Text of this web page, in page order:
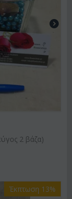
2 βάζα)
Έκπτωση 13%